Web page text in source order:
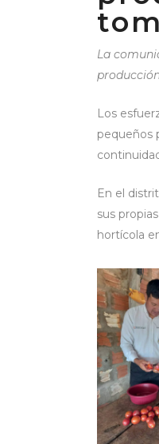
La
Los
pequeños
En el
sus
hortícola